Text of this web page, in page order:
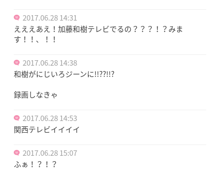
2017.06.28 14:31
えええあえ！加藤和樹テレビでるの？？？！？みま
す！！、！！
2017.06.28 14:38
和樹がにじいろジーンに!!??!!?
録画しなきゃ
2017.06.28 14:53
関西テレビイイイイ
2017.06.28 15:07
ふぁ！？！？